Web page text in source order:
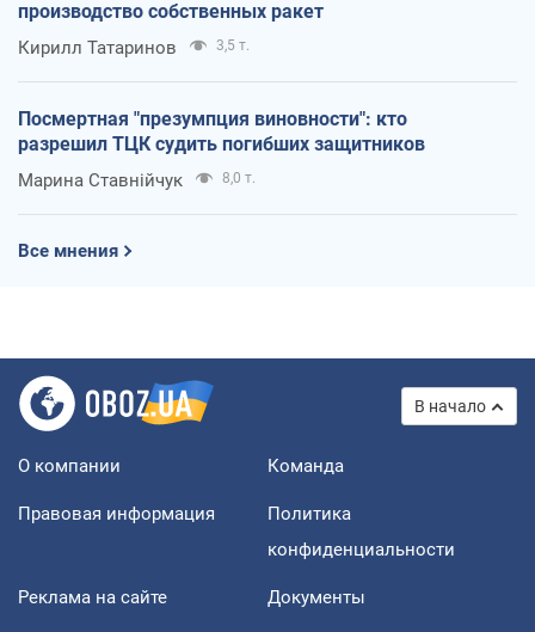
производство собственных ракет
Кирилл Татаринов 3,5 т.
Посмертная "презумпция виновности": кто
разрешил ТЦК судить погибших защитников
Марина Ставнійчук 8,0 т.
Все мнения
В начало
О компании Команда
Правовая информация
Политика
конфиденциальности
Реклама на сайте Документы